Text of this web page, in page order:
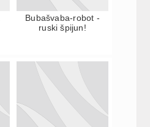
Bubašvaba-robot -
ruski špijun!